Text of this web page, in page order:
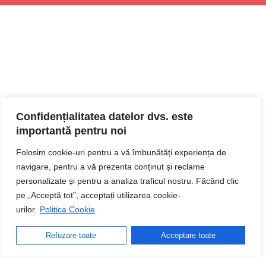
Confidențialitatea datelor dvs. este
importantă pentru noi
Folosim cookie-uri pentru a vă îmbunătăți experiența de
navigare, pentru a vă prezenta conținut și reclame
personalizate și pentru a analiza traficul nostru. Făcând clic
pe „Acceptă tot”, acceptați utilizarea cookie-
urilor. Politica Cookie
Refuzare toate Acceptare toate